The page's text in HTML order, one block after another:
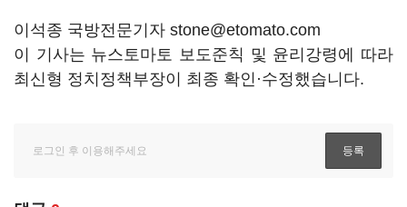
이석종 국방전문기자 stone@etomato.com
이 기사는 뉴스토마토 보도준칙 및 윤리강령에 따라
최신형 정치정책부장이 최종 확인·수정했습니다.